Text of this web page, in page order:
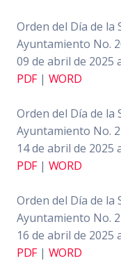
Orden del Día de la
Ayuntamiento No.
09 de abril de 2025
PDF| WORD
Orden del Día de la
Ayuntamiento No.
14 de abril de 2025
PDF| WORD
Orden del Día de la
Ayuntamiento No.
16 de abril de 2025
PDF| WORD